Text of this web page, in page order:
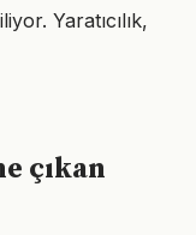
Yaratıcılık,
çıkan